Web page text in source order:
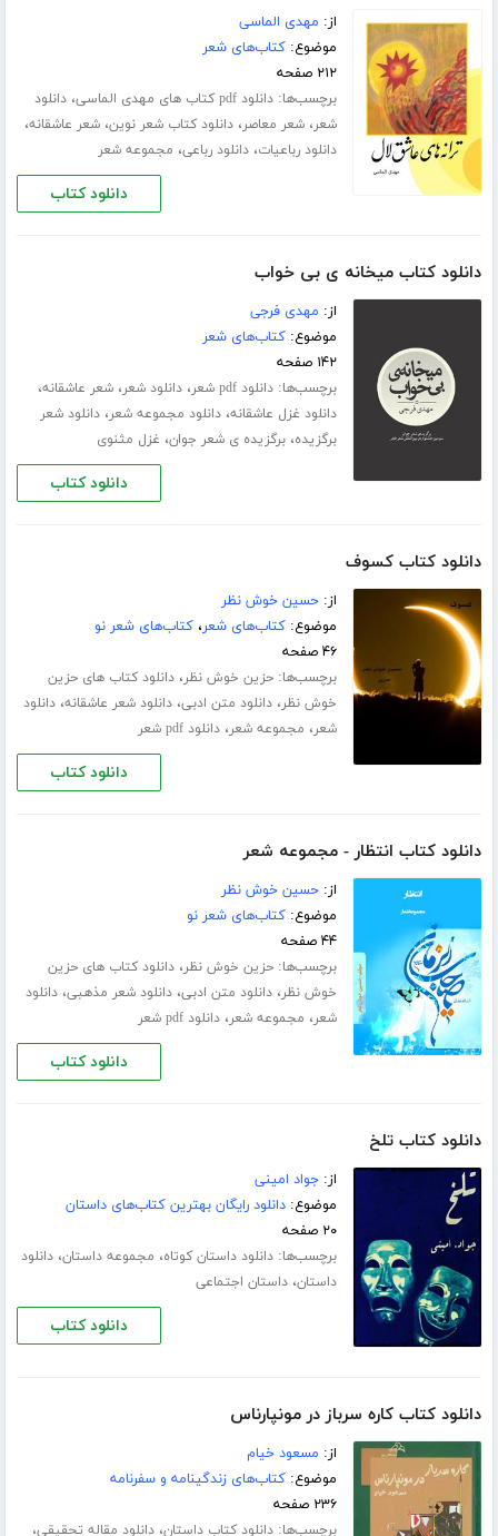
از: مهدی الماسی
موضوع:کتاب‌های شعر
۲۱۲ صفحه
برچسب‌ها:دانلود pdf کتاب های مهدی الماسی ،دانلود
شعر،شعر معاصر،دانلود کتاب شعر نوین،شعر عاشقانه،
دانلود رباعیات،دانلود رباعی، مجموعه شعر
دانلود کتاب
دانلود کتاب میخانه ی بی خواب
از: مهدی فرجی
موضوع:کتاب‌های شعر
۱۴۲ صفحه
برچسب‌ها:دانلود pdf شعر ،دانلود شعر،شعر عاشقانه،
دانلود غزل عاشقانه،دانلود مجموعه شعر،دانلود شعر
برگزیده،برگزیده ی شعر جوان، غزل مثنوی
دانلود کتاب
دانلود کتاب کسوف
از:حسین خوش نظر
موضوع:کتاب‌های شعر،کتاب‌های شعر نو
۴۶ صفحه
برچسب‌ها:حزین خوش نظر،دانلود کتاب های حزین
خوش نظر،دانلود متن ادبی،دانلود شعر عاشقانه،دانلود
شعر، مجموعه شعر،دانلود pdf شعر
دانلود کتاب
دانلود کتاب انتظار - مجموعه شعر
از:حسین خوش نظر
موضوع:کتاب‌های شعر نو
۴۴ صفحه
برچسب‌ها:حزین خوش نظر،دانلود کتاب های حزین
خوش نظر،دانلود متن ادبی،دانلود شعر مذهبی،دانلود
شعر، مجموعه شعر،دانلود pdf شعر
دانلود کتاب
دانلود کتاب تلخ
از:جواد امینی
موضوع:دانلود رایگان بهترین کتاب‌های داستان
۲۰ صفحه
برچسب‌ها:دانلود داستان کوتاه، مجموعه داستان،دانلود
داستان،داستان اجتماعی
دانلود کتاب
دانلود کتاب کاره سرباز در مونپارناس
از: مسعود خیام
موضوع:کتاب‌های زندگینامه و سفرنامه
۲۳۶ صفحه
برچسب‌ها:دانلود کتاب داستان،دانلود مقاله تحقیقی،